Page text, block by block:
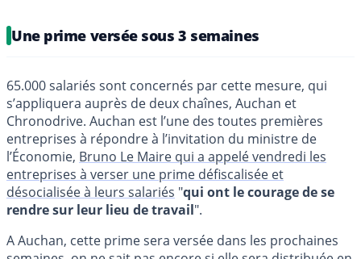
Une prime versée sous 3 semaines
65.000 salariés sont concernés par cette mesure, qui
s’appliquera auprès de deux chaînes, Auchan et
Chronodrive. Auchan est l’une des toutes premières
entreprises à répondre à l’invitation du ministre de
l’Économie, Bruno Le Maire qui a appelé vendredi les
entreprises à verser une prime défiscalisée et
désocialisée à leurs salariés "qui ont le courage de se
rendre sur leur lieu de travail".
A Auchan, cette prime sera versée dans les prochaines